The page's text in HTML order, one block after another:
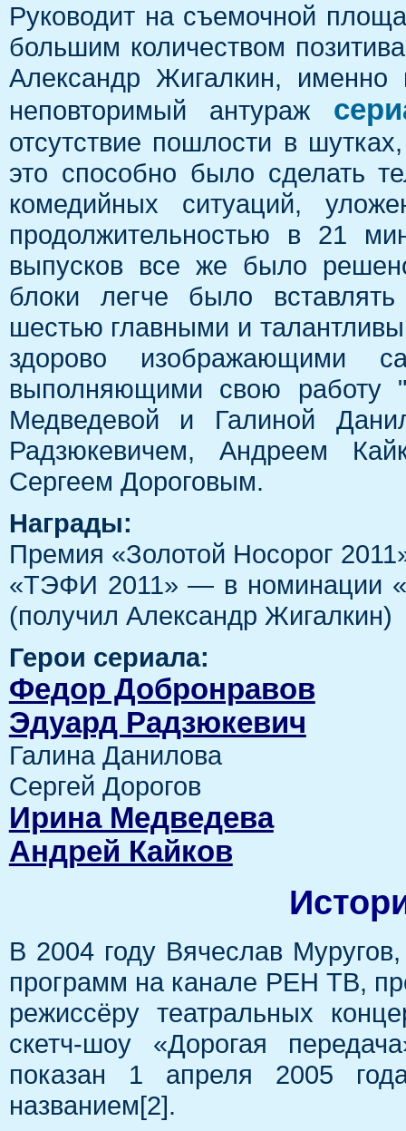
Руководит на съемочной
большим количеством
Александр Жигалкин,
неповторимый антураж
отсутствие пошлости в
это способно было сделать
комедийных ситуаций,
продолжительностью в 21
выпусков все же было
блоки легче было
шестью главными и
здорово изображающими
выполняющими свою работу
Медведевой и Галиной
Радзюкевичем, Андреем
Сергеем Дороговым.
Награды:
Премия «Золотой Носорог
«ТЭФИ 2011» — в номинации
(получил Александр Жигалкин)
Герои сериала:
Федор Добронравов
Эдуард Радзюкевич
Галина Данилова
Сергей Дорогов
Ирина Медведева
Андрей Кайков
В 2004 году Вячеслав
программ на канале РЕН ТВ,
режиссёру театральных
скетч-шоу «Дорогая
показан 1 апреля 2005
названием[2].